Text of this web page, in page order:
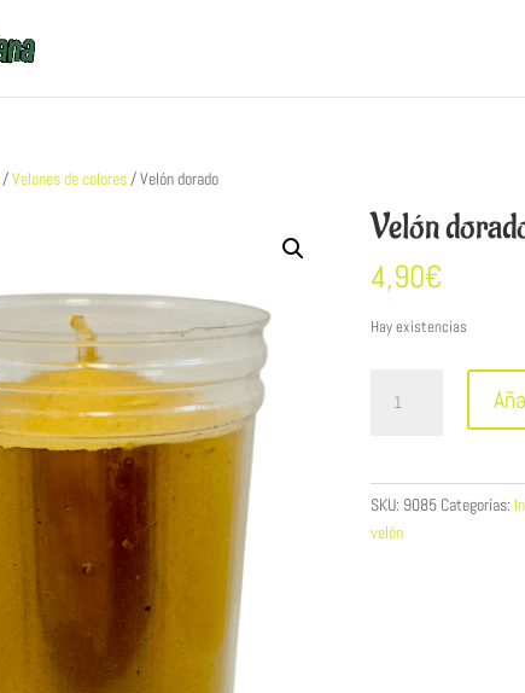
/Velones de colores/ Velón dorado
Velón
4,90€
Hay existencias
dorado
SKU: 9085 Categorías:
velón